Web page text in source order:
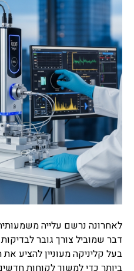
לאחרונה נרשם עלייה
דבר שמוביל צורך גובר
בעל קליניקה מעוניין להציע
ביותר כדי למשוך לקוחות